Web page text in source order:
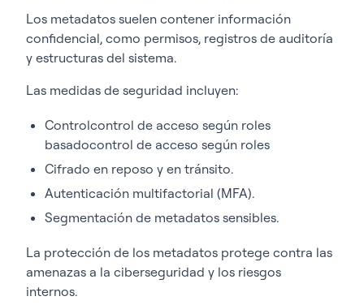
Los metadatos suelen contener información
confidencial, como permisos, registros de auditoría
y estructuras del sistema.
Las medidas de seguridad incluyen:
Controlcontrol de acceso según roles
basadocontrol de acceso según roles
Cifrado en reposo y en tránsito.
Autenticación multifactorial (MFA).
Segmentación de metadatos sensibles.
La protección de los metadatos protege contra las
amenazas a la ciberseguridad y los riesgos
internos.